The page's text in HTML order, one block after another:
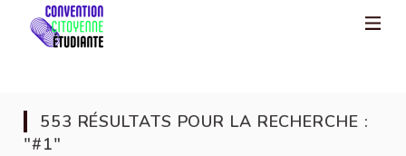
553 RÉSULTATS POUR LA RECHERCHE :
"#1"